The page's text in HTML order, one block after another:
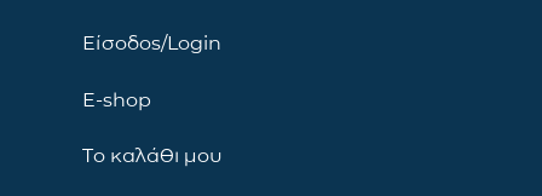
Είσοδος/Login
E-shop
Το καλάθι μου